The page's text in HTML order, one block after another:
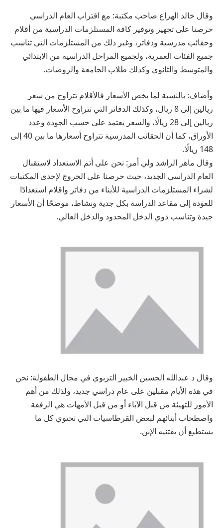
وقال خالد الهزاع صاحب مكتبة: مع اقتراب العام الدراسي
حرصنا على تجهيز وتوفير كافة المستلزمات الدراسية من أقلام
وحقائب مدرسية ودفاتر، وغير ذلك من المستلزمات التي تناسب
جميع الفئات العمرية، ولجميع المراحل الدراسية من الابتدائي
والمتوسط والثانوي وكذلك طلاب الجامعة والروضات.
وأضاف: بالنسبة لما يخص الأسعار فالأقلام تتراوح من سعر
ريالين إلى 8 ريال، وكذلك الدفاتر التي تتراوح الأسعار فيها ما بين
ريالين إلى 28 ريالًا، والسعر يعتمد على حسب الجودة وعدد
الأوراق، كما أن الحقائب المدرسية تتراوح أسعارها ما بين 40 إلى
148 ريالًا.
وقال ماهر الراشد ولي أمر: نحن على أتم الاستعداد لاستقبال
العام الدراسي الجديد، حيث حرصنا على الخروج لإحدى المكتبات
لشراء المستلزمات الدراسية للأبناء من دفاتر واقلام استعدادًا
للعودة إلى مقاعد الدراسة بكل جدية ونشاط، موضحًا أن الأسعار
جيدة وتناسب ذوي الدخل المحدود والدخل العالي.
وقال د عبدالله الحسين الخبير التربوي في مجال الطفولة: نحن
في هذه الأيام مقبلين على عام دراسي جديد، ولذلك من أهم
الأمور للتهيئة من قبل الآباء أو من قبل الأمهات هي الرفقة
واصطحاب أبنائهم لبعض القرطاسيات التي تحتوي كل ما
يستطيع أن يقتنيه الإبن.